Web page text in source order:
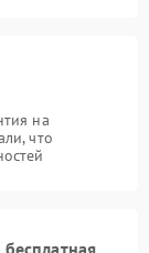
на
что